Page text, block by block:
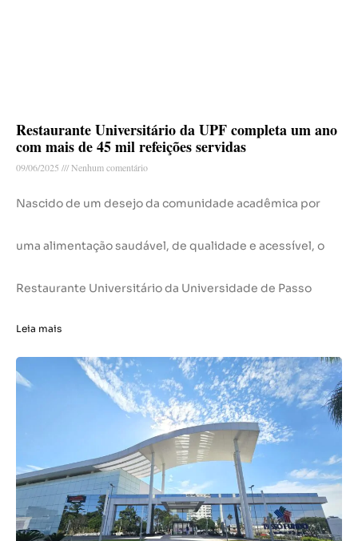
Restaurante Universitário da UPF completa um ano
com mais de 45 mil refeições servidas
09/06/2025 Nenhum comentário
Nascido de um desejo da comunidade acadêmica por
uma alimentação saudável, de qualidade e acessível, o
Restaurante Universitário da Universidade de Passo
Leia mais